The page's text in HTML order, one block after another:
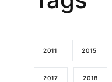
2011 2015
2017 2018